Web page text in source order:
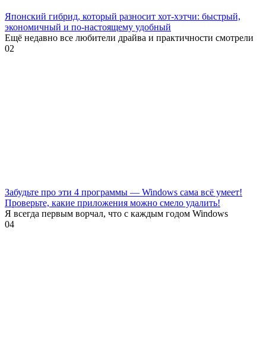
Японский гибрид, который разносит хот-хэтчи: быстрый,
экономичный и по-настоящему удобный
Ещё недавно все любители драйва и практичности смотрели
02
Забудьте про эти 4 программы — Windows сама всё умеет!
Проверьте, какие приложения можно смело удалить!
Я всегда первым ворчал, что с каждым годом Windows
04